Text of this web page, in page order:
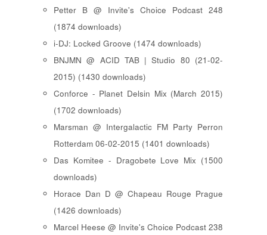
Petter B @ Invite's Choice Podcast 248
(1874 downloads)
i-DJ: Locked Groove (1474 downloads)
BNJMN @ ACID TAB | Studio 80 (21-02-
2015) (1430 downloads)
Conforce - Planet Delsin Mix (March 2015)
(1702 downloads)
Marsman @ Intergalactic FM Party Perron
Rotterdam 06-02-2015 (1401 downloads)
Das Komitee - Dragobete Love Mix (1500
downloads)
Horace Dan D @ Chapeau Rouge Prague
(1426 downloads)
Marcel Heese @ Invite's Choice Podcast 238